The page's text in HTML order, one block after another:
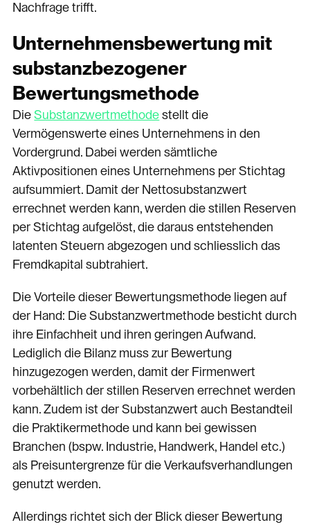
Nachfrage trifft.
Unternehmensbewertung mit
substanzbezogener
Bewertungsmethode
DieSubstanzwertmethode stellt die
Vermögenswerte eines Unternehmens in den
Vordergrund. Dabei werden sämtliche
Aktivpositionen eines Unternehmens per Stichtag
aufsummiert. Damit der Nettosubstanzwert
errechnet werden kann, werden die stillen Reserven
per Stichtag aufgelöst, die daraus entstehenden
latenten Steuern abgezogen und schliesslich das
Fremdkapital subtrahiert.
Die Vorteile dieser Bewertungsmethode liegen auf
der Hand: Die Substanzwertmethode besticht durch
ihre Einfachheit und ihren geringen Aufwand.
Lediglich die Bilanz muss zur Bewertung
hinzugezogen werden, damit der Firmenwert
vorbehältlich der stillen Reserven errechnet werden
kann. Zudem ist der Substanzwert auch Bestandteil
die Praktikermethode und kann bei gewissen
Branchen (bspw. Industrie, Handwerk, Handel etc.)
als Preisuntergrenze für die Verkaufsverhandlungen
genutzt werden.
Allerdings richtet sich der Blick dieser Bewertung